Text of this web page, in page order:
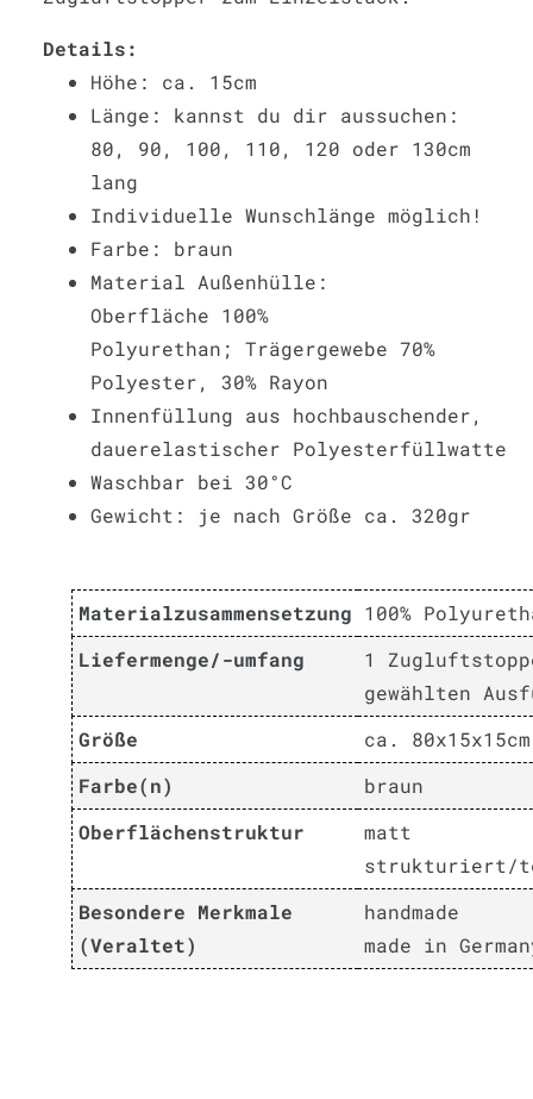
Details:
Höhe: ca. 15cm
Länge: kannst du dir aussuchen:
80, 90, 100, 110, 120 oder 130cm
lang
Individuelle Wunschlänge möglich!
Farbe: braun
Material Außenhülle:
Oberfläche 100%
Polyurethan; Trägergewebe 70%
Polyester, 30% Rayon
Innenfüllung aus hochbauschender,
dauerelastischer Polyesterfüllwatte
Waschbar bei 30°C
Gewicht: je nach Größe ca. 320gr
Materialzusammensetzung 100%
Liefermenge/-umfang
1
gewählten
Größe
ca.
Farbe(n)
braun
Oberflächenstruktur
matt
strukturiert/
Besondere Merkmale
(Veraltet)
handmade
made in